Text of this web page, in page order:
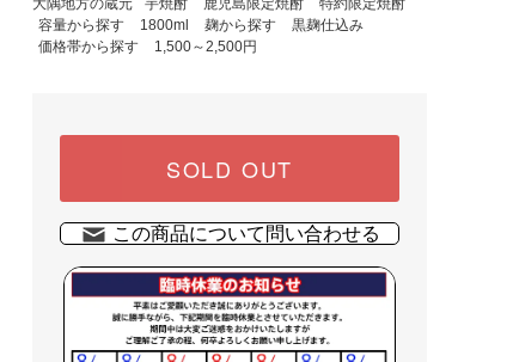
大隅地方の蔵元 芋焼酎 鹿児島限定焼酎
特約限定焼酎
容量から探す
1800ml 麹から探す
黒麹仕込み
価格帯から探す
1,500～2,500円
SOLD OUT
この商品について問い合わせる